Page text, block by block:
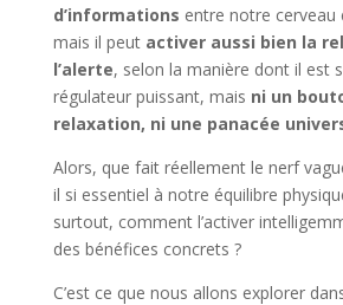
d’informations entre notre cerveau
mais il peut activer aussi bien la
l’alerte, selon la manière dont il est
régulateur puissant, mais ni un
relaxation, ni une panacée
Alors, que fait réellement le nerf
il si essentiel à notre équilibre
surtout, comment l’activer
des bénéfices concrets ?
C’est ce que nous allons explorer